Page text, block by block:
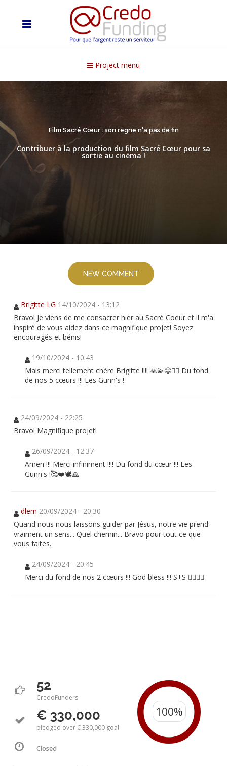
Project menu
Film Sacré Cœur : son règne n'a pas de fin
Contribuer à la production du film Sacré Cœur pour sa
sortie au cinéma !
NEW COMMENT
Brigitte LG 14/10/2024 - 13:12
Bravo! Je viens de me consacrer hier au Sacré Coeur et il m'a
inspiré de vous aidez dans ce magnifique projet! Soyez
encouragés et bénis!
19/10/2024 - 10:43
Mais merci tellement chère Brigitte !!!! 🙏💫😉❤️‍🔥 Du fond
de nos 5 cœurs !!! Les Gunn's !
24/09/2024 - 22:25
Bravo! Magnifique projet!
26/09/2024 - 12:37
Amen !!! Merci infiniment !!!! Du fond du cœur !!! Les
Gunn's !🥰❤️🕊🙏
dlem 20/09/2024 - 20:30
Quand nous nous laissons guider par Jésus, notre vie prend
vraiment un sens... Quel chemin... Bravo pour tout ce que
vous faites.
24/09/2024 - 20:45
Merci du fond de nos 2 cœurs !!! God bless !!! S+S ❤️‍🔥❤️‍🔥
52
CredoFunders
€ 330,000
pledged over € 330,000 goal
Closed